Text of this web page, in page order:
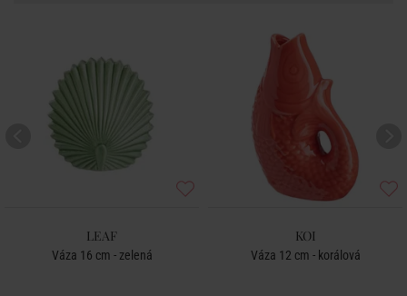
LEAF
Váza 16 cm - zelená
KOI
Váza 12 cm - korálová